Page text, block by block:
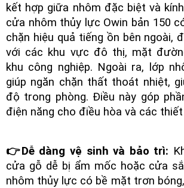
kết hợp giữa nhôm đặc biệt và
cửa nhôm thủy lực Owin bản 150
chặn hiệu quả tiếng ồn bên ngoài,
với các khu vực đô thị, mặt
khu công nghiệp. Ngoài ra, lớp
giúp ngăn chặn thất thoát nhiệt,
độ trong phòng. Điều này góp
điện năng cho điều hòa và các
👉Dễ dàng vệ sinh và bảo trì:
cửa gỗ dễ bị ẩm mốc hoặc cửa
nhôm thủy lực có bề mặt trơn